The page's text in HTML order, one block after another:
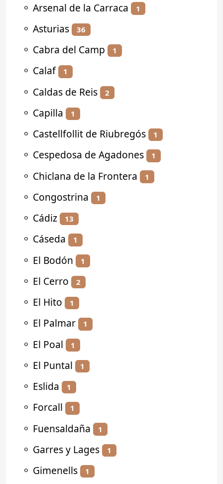
⚬ Arsenal de la Carraca 1
⚬ Asturias 36
⚬ Cabra del Camp 1
⚬ Calaf 1
⚬ Caldas de Reis 2
⚬ Capilla 1
⚬ Castellfollit de Riubregós 1
⚬ Cespedosa de Agadones 1
⚬ Chiclana de la Frontera 1
⚬ Congostrina 1
⚬ Cádiz 13
⚬ Cáseda 1
⚬ El Bodón 1
⚬ El Cerro 2
⚬ El Hito 1
⚬ El Palmar 1
⚬ El Poal 1
⚬ El Puntal 1
⚬ Eslida 1
⚬ Forcall 1
⚬ Fuensaldaña 1
⚬ Garres y Lages 1
⚬ Gimenells 1